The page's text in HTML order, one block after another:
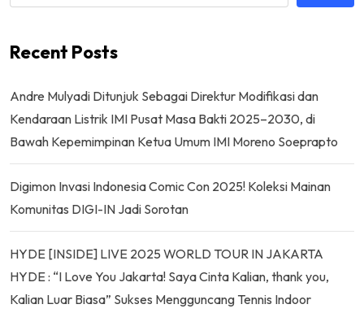
Recent Posts
Andre Mulyadi Ditunjuk Sebagai Direktur Modifikasi dan
Kendaraan Listrik IMI Pusat Masa Bakti 2025–2030, di
Bawah Kepemimpinan Ketua Umum IMI Moreno Soeprapto
Digimon Invasi Indonesia Comic Con 2025! Koleksi Mainan
Komunitas DIGI-IN Jadi Sorotan
HYDE [INSIDE] LIVE 2025 WORLD TOUR IN JAKARTA
HYDE : “I Love You Jakarta! Saya Cinta Kalian, thank you,
Kalian Luar Biasa” Sukses Mengguncang Tennis Indoor